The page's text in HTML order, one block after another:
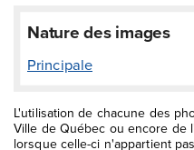
Nature des images
Principale
L'utilisation de chacune des
Ville de Québec ou encore de
lorsque celle-ci n'appartient